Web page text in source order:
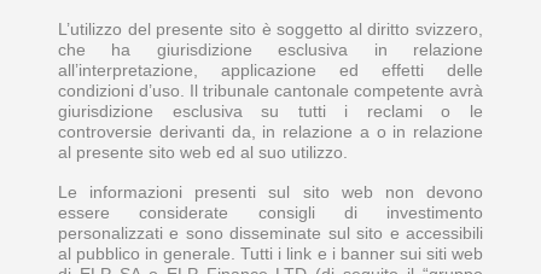
L’utilizzo del presente sito è soggetto al diritto svizzero,
che ha giurisdizione esclusiva in relazione
all’interpretazione, applicazione ed effetti delle
condizioni d’uso. Il tribunale cantonale competente avrà
giurisdizione esclusiva su tutti i reclami o le
controversie derivanti da, in relazione a o in relazione
al presente sito web ed al suo utilizzo.
Le informazioni presenti sul sito web non devono
essere considerate consigli di investimento
personalizzati e sono disseminate sul sito e accessibili
al pubblico in generale. Tutti i link e i banner sui siti web